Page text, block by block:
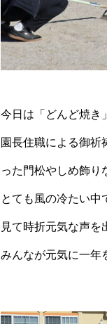
今日は「どんど焼き
園長住職による御祈
った門松やしめ飾り
とても風の冷たい中
見て時折元気な声を
みんなが元気に一年